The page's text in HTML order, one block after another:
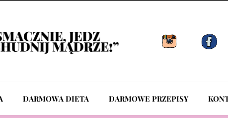
DARMOWA DIETA DARMOWE PRZEPISY